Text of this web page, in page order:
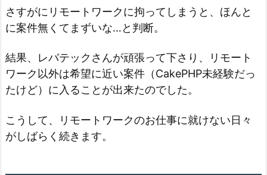
さすがにリモートワークに拘ってしまうと、ほんと
に案件無くてまずいな…と判断。
結果、レバテックさんが頑張って下さり、リモート
ワーク以外は希望に近い案件（CakePHP未経験だっ
たけど）に入ることが出来たのでした。
こうして、リモートワークのお仕事に就けない日々
がしばらく続きます。